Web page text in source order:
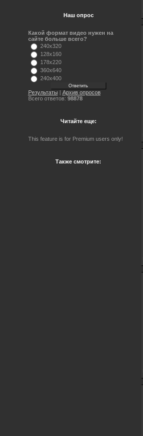
Наш опрос
Какой формат видео нужен на
сайте больше всего?
240x320
128x160
178x220
360x640
240x400
Результаты | Архив опросов
Всего ответов: 98878
Читайте еще:
This feature is for Premium users only!
Также смотрите: